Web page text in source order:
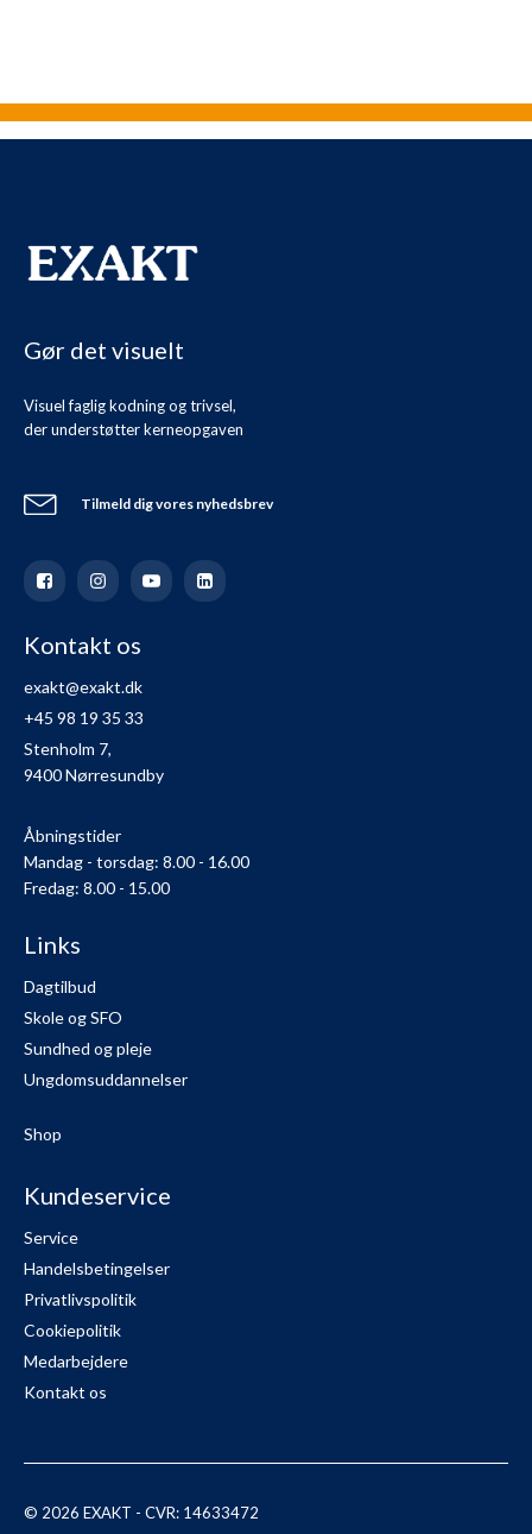
Gør det visuelt
Visuel faglig kodning og trivsel,
der understøtter kerneopgaven
Tilmeld dig vores nyhedsbrev
Kontakt os
exakt@exakt.dk
+45 98 19 35 33
Stenholm 7,
9400 Nørresundby
Åbningstider
Mandag - torsdag: 8.00 - 16.00
Fredag: 8.00 - 15.00
Links
Dagtilbud
Skole og SFO
Sundhed og pleje
Ungdomsuddannelser
Shop
Kundeservice
Service
Handelsbetingelser
Privatlivspolitik
Cookiepolitik
Medarbejdere
Kontakt os
© 2026 EXAKT - CVR: 14633472